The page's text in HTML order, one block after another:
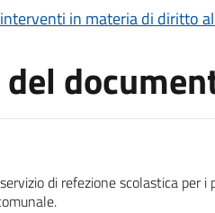
in materia di diritto
di refezione scolastica per i